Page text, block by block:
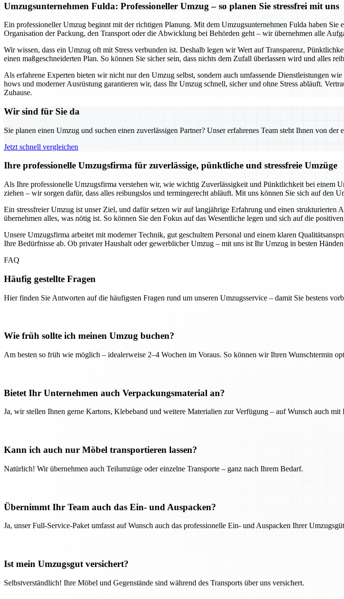
Umzugsunternehmen Fulda: Professioneller Umzug – so planen Sie stressfrei mit uns
Ein professioneller Umzug beginnt mit der richtigen Planung. Mit dem Umzugsunternehmen Fulda haben
Organisation der Packung, den Transport oder die Abwicklung bei Behörden geht – wir übernehmen alle
Wir wissen, dass ein Umzug oft mit Stress verbunden ist. Deshalb legen wir Wert auf Transparenz,
einen maßgeschneiderten Plan. So können Sie sicher sein, dass nichts dem Zufall überlassen wird und alles
Als erfahrene Experten bieten wir nicht nur den Umzug selbst, sondern auch umfassende Dienstleistungen
hows und moderner Ausrüstung garantieren wir, dass Ihr Umzug schnell, sicher und ohne Stress abläuft.
Zuhause.
Wir sind für Sie da
Sie planen einen Umzug und suchen einen zuverlässigen Partner? Unser erfahrenes Team steht Ihnen von
Jetzt schnell vergleichen
Ihre professionelle Umzugsfirma für zuverlässige, pünktliche und stressfreie Umzüge
Als Ihre professionelle Umzugsfirma verstehen wir, wie wichtig Zuverlässigkeit und Pünktlichkeit bei einem
ziehen – wir sorgen dafür, dass alles reibungslos und termingerecht abläuft. Mit uns können Sie sich auf den
Ein stressfreier Umzug ist unser Ziel, und dafür setzen wir auf langjährige Erfahrung und einen
übernehmen alles, was nötig ist. So können Sie den Fokus auf das Wesentliche legen und sich auf die
Unsere Umzugsfirma arbeitet mit moderner Technik, gut geschultem Personal und einem klaren
Ihre Bedürfnisse ab. Ob privater Haushalt oder gewerblicher Umzug – mit uns ist Ihr Umzug in besten
FAQ
Häufig gestellte Fragen
Hier finden Sie Antworten auf die häufigsten Fragen rund um unseren Umzugsservice – damit Sie bestens
Wie früh sollte ich meinen Umzug buchen?
Am besten so früh wie möglich – idealerweise 2–4 Wochen im Voraus. So können wir Ihren Wunschtermin
Bietet Ihr Unternehmen auch Verpackungsmaterial an?
Ja, wir stellen Ihnen gerne Kartons, Klebeband und weitere Materialien zur Verfügung – auf Wunsch auch mit
Kann ich auch nur Möbel transportieren lassen?
Natürlich! Wir übernehmen auch Teilumzüge oder einzelne Transporte – ganz nach Ihrem Bedarf.
Übernimmt Ihr Team auch das Ein- und Auspacken?
Ja, unser Full-Service-Paket umfasst auf Wunsch auch das professionelle Ein- und Auspacken Ihrer
Ist mein Umzugsgut versichert?
Selbstverständlich! Ihre Möbel und Gegenstände sind während des Transports über uns versichert.